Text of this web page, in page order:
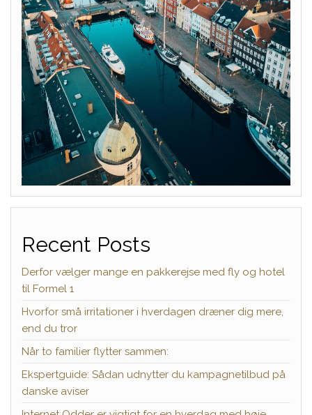
Recent Posts
Derfor vælger mange en pakkerejse med fly og hotel
til Formel 1
Hvorfor små irritationer i hverdagen dræner dig mere,
end du tror
Når to familier flytter sammen:
Ekspertguide: Sådan udnytter du kampagnetilbud på
danske aviser